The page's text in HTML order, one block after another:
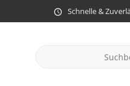
Schnelle &